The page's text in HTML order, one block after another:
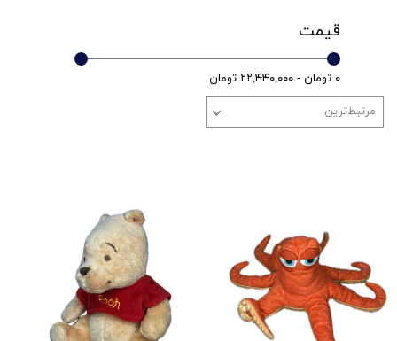
قیمت
۰ تومان - ۲۲,۴۴۰,۰۰۰ تومان
مرتبط‌ترین